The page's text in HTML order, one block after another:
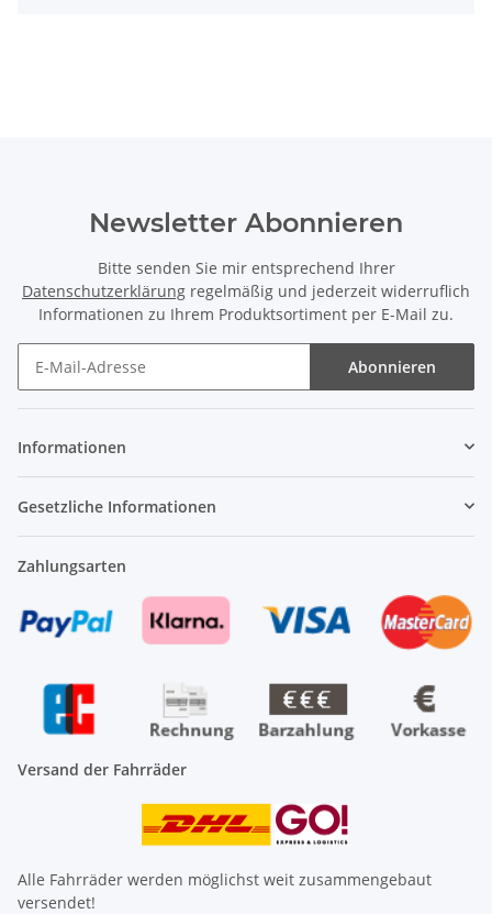
Newsletter Abonnieren
Bitte senden Sie mir entsprechend Ihrer
Datenschutzerklärung regelmäßig und jederzeit widerruflich
Informationen zu Ihrem Produktsortiment per E-Mail zu.
Abonnieren
Informationen
Gesetzliche Informationen
Zahlungsarten
Versand der Fahrräder
Alle Fahrräder werden möglichst weit zusammengebaut
versendet!